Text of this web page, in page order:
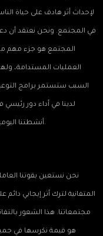
لإحداث أثر هادف على حياة
في المجتمع. ونحن نعتقد أن
المجتمع هو جزء مهم
العمليات المستدامة،
السبب ستستمر برامج
لدينا في أداء دور رئيسي
أنشطتنا اليومية.
نحن نستعين بقوتنا
المتفانية لترك أثر إيجابي دائم
مجتمعاتنا. هذا الشعور
هو قيمة نكرسها في